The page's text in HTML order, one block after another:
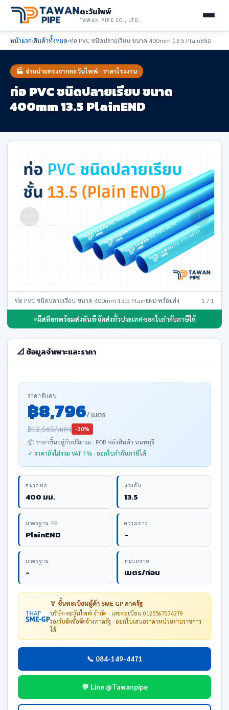
ตะวันไพพ์
TAWAN PIPE CO., LTD.
หน้าแรก›สินค้าทั้งหมด›ท่อ PVC ชนิดปลายเรียบ ขนาด 400mm 13.5 PlainEND
🏭 จำหน่ายตรงจากตะวันไพพ์ · ราคาโรงงาน
ท่อ PVC ชนิดปลายเรียบ ขนาด
400mm 13.5 PlainEND
‹ ›
ท่อ PVC ชนิดปลายเรียบ ขนาด 400mm 13.5 PlainEND พร้อมส่ง 1 / 1
มีสต็อกพร้อมส่งทันที·จัดส่งทั่วประเทศ·ออกใบกำกับภาษีได้
📐 ข้อมูลจำเพาะและราคา
ราคาพิเศษ
฿8,796/ เมตร
฿12,565/เมตร -30%
📦 ราคาขึ้นอยู่กับปริมาณ · FOB คลังสินค้า นนทบุรี
✓ ราคายังไม่รวม VAT 7% · ออกใบกำกับภาษีได้
ขนาดท่อ
400 มม.
แรงดัน
13.5
มาตรฐาน PE
PlainEND
ความยาว
-
มาตรฐาน
-
หน่วยขาย
เมตร/ท่อน
🏅 ขึ้นทะเบียนผู้ค้า SME GP ภาครัฐ
บริษัท ตะวันไพพ์ จำกัด · เลขทะเบียน 0125567034279
รองรับจัดซื้อจัดจ้างภาครัฐ · ออกใบเสนอราคาหน่วยงานราชการ
ได้
📞 084-149-4471
💬 Line @Tawanpipe